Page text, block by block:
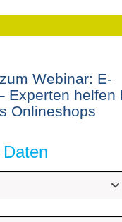
Webinar: E-
Experten helfen
Onlineshops